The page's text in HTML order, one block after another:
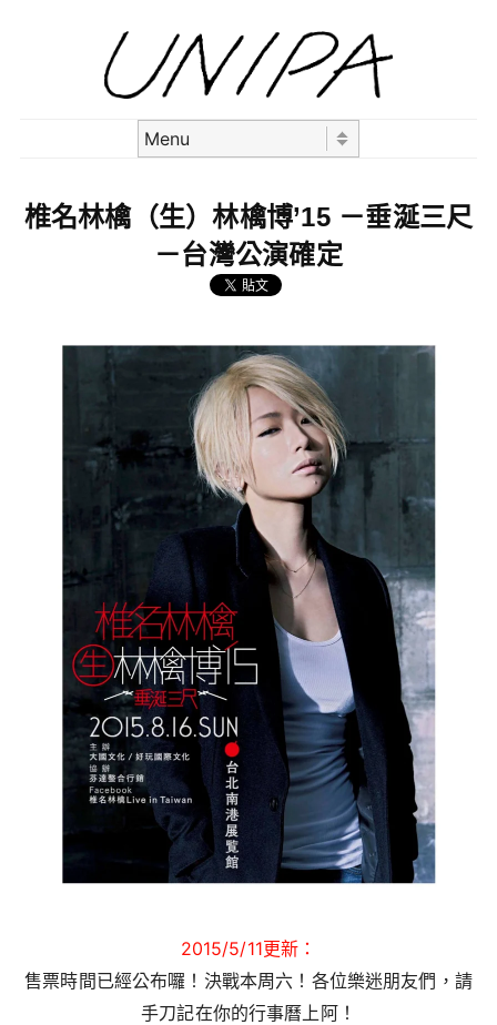
椎名林檎（生）林檎博’15 －垂涎三尺
－台灣公演確定
2015/5/11更新：
售票時間已經公布囉！決戰本周六！各位樂迷朋友們，請
手刀記在你的行事曆上阿！